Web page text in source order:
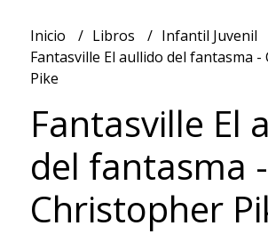
Inicio Libros
Infantil Juvenil
Fantasville El aullido del fantasma
Pike
Fantasville El
del fantasma -
Christopher